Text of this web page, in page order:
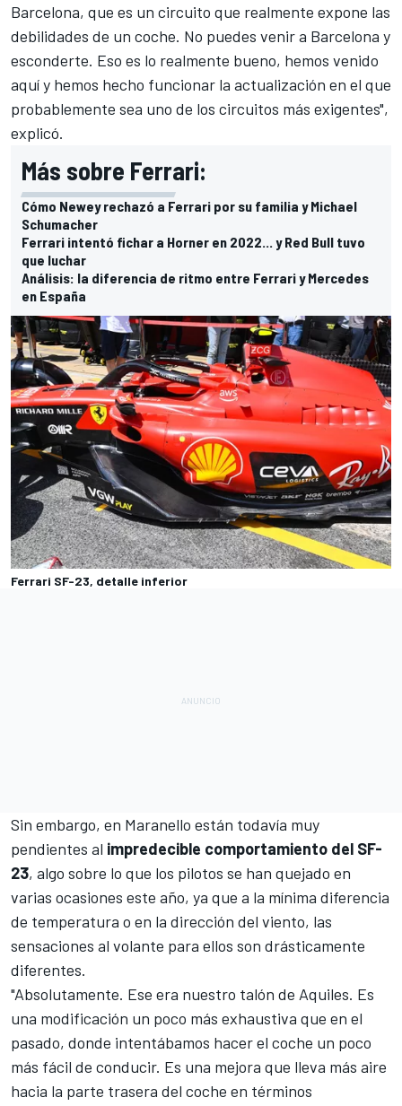
Barcelona, que es un circuito que realmente expone las
debilidades de un coche. No puedes venir a Barcelona y
esconderte. Eso es lo realmente bueno, hemos venido
aquí y hemos hecho funcionar la actualización en el que
probablemente sea uno de los circuitos más exigentes",
explicó.
Más sobre Ferrari:
Cómo Newey rechazó a Ferrari por su familia y Michael
Schumacher
Ferrari intentó fichar a Horner en 2022... y Red Bull tuvo
que luchar
Análisis: la diferencia de ritmo entre Ferrari y Mercedes
en España
Ferrari SF-23, detalle inferior
Sin embargo, en Maranello están todavía muy
pendientes al impredecible comportamiento del SF-
23, algo sobre lo que los pilotos se han quejado en
varias ocasiones este año, ya que a la mínima diferencia
de temperatura o en la dirección del viento, las
sensaciones al volante para ellos son drásticamente
diferentes.
"Absolutamente. Ese era nuestro talón de Aquiles. Es
una modificación un poco más exhaustiva que en el
pasado, donde intentábamos hacer el coche un poco
más fácil de conducir. Es una mejora que lleva más aire
hacia la parte trasera del coche en términos